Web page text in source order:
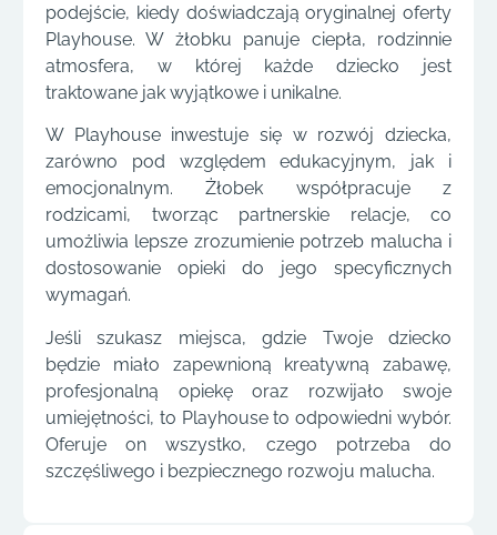
podejście, kiedy doświadczają oryginalnej oferty
Playhouse. W żłobku panuje ciepła, rodzinnie
atmosfera, w której każde dziecko jest
traktowane jak wyjątkowe i unikalne.
W Playhouse inwestuje się w rozwój dziecka,
zarówno pod względem edukacyjnym, jak i
emocjonalnym. Żłobek współpracuje z
rodzicami, tworząc partnerskie relacje, co
umożliwia lepsze zrozumienie potrzeb malucha i
dostosowanie opieki do jego specyficznych
wymagań.
Jeśli szukasz miejsca, gdzie Twoje dziecko
będzie miało zapewnioną kreatywną zabawę,
profesjonalną opiekę oraz rozwijało swoje
umiejętności, to Playhouse to odpowiedni wybór.
Oferuje on wszystko, czego potrzeba do
szczęśliwego i bezpiecznego rozwoju malucha.